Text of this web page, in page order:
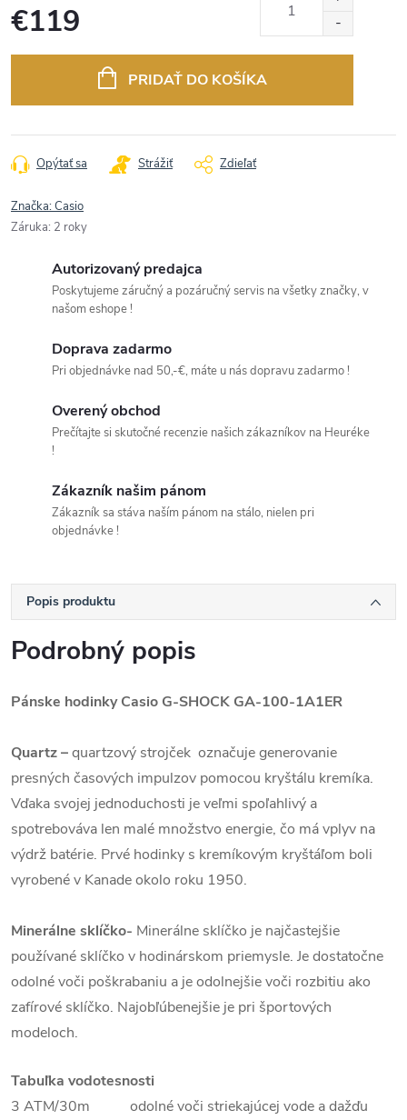
€119
PRIDAŤ DO KOŠÍKA
Opýtať sa Strážiť Zdieľať
Značka:Casio
Záruka: 2 roky
Autorizovaný predajca
Poskytujeme záručný a pozáručný servis na všetky značky, v
našom eshope !
Doprava zadarmo
Pri objednávke nad 50,-€, máte u nás dopravu zadarmo !
Overený obchod
Prečítajte si skutočné recenzie našich zákazníkov na Heuréke
!
Zákazník našim pánom
Zákazník sa stáva naším pánom na stálo, nielen pri
objednávke !
Popis produktu
Podrobný popis
Pánske hodinky Casio G-SHOCK GA-100-1A1ER
Quartz–quartzový strojček označuje generovanie
presných časových impulzov pomocou kryštálu kremíka.
Vďaka svojej jednoduchosti je veľmi spoľahlivý a
spotrebováva len malé množstvo energie, čo má vplyv na
výdrž batérie. Prvé hodinky s kremíkovým kryštáľom boli
vyrobené v Kanade okolo roku 1950.
Minerálne sklíčko- Minerálne sklíčko je najčastejšie
používané sklíčko v hodinárskom priemysle. Je dostatočne
odolné voči poškrabaniu a je odolnejšie voči rozbitiu ako
zafírové sklíčko. Najobľúbenejšie je pri športových
modeloch.
Tabuľka vodotesnosti
3 ATM/30m odolné voči striekajúcej vode a dažďu